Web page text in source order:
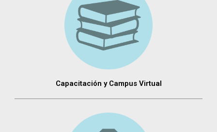
Capacitación y Campus Virtual